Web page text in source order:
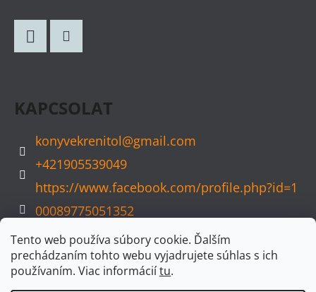
Tento web používa súbory cookie. Ďalším
prechádzaním tohto webu vyjadrujete súhlas s ich
používaním. Viac informáciítu.
KAPCSOLAT
konyvekrenitol@gmail.com
+421905539049
https://www.facebook.com/profile.php?id=1
00089775051352
konyvvarazs